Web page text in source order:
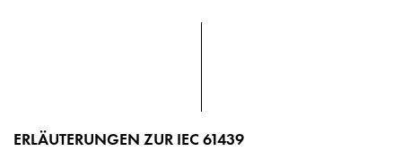
ERLÄUTERUNGEN ZUR IEC 61439